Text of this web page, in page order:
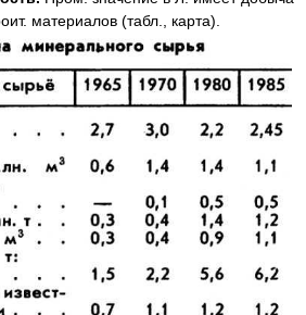
материалов (табл., карта).